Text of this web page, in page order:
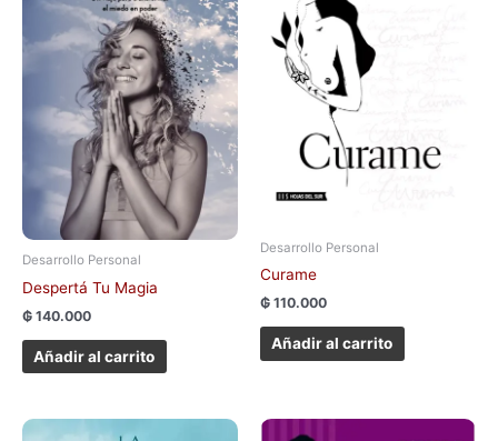
Desarrollo Personal
Despertá Tu Magia
₲ 140.000
Añadir al carrito
Desarrollo Personal
Curame
₲ 110.000
Añadir al carrito